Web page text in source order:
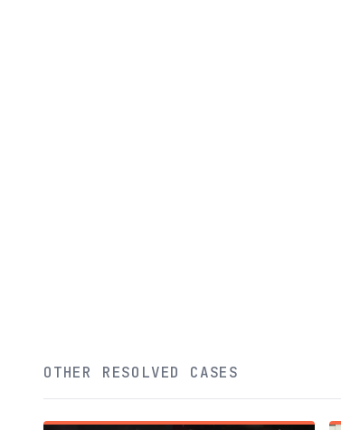
OTHER RESOLVED CASES